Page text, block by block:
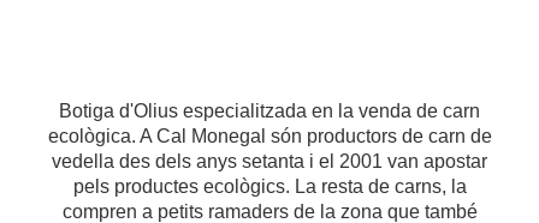
Botiga d'Olius especialitzada en la venda de carn
ecològica. A Cal Monegal són productors de carn de
vedella des dels anys setanta i el 2001 van apostar
pels productes ecològics. La resta de carns, la
compren a petits ramaders de la zona que també